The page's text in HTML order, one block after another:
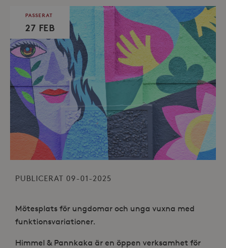
PASSERAT
27 FEB
PUBLICERAT 09-01-2025
Mötesplats för ungdomar och unga vuxna med
funktionsvariationer.
Himmel & Pannkaka är en öppen verksamhet för